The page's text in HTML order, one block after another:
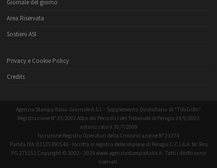
Giornale del giorno
Area Riservata
Sostieni ASI
Privacy e Cookie Policy
Credits
Agenzia Stampa Italia: Giornale A.S.I. - Supplemento Quotidiano di "TifoGrifo"
Registrazione N° 33/2002 Albo dei Periodici del Tribunale di Perugia 24/9/2002
autorizzato il 30/7/2009
Iscrizione Registro Operatori della Comunicazione N° 21374
Partita IVA: 03125390546 - Iscritta al registro delle imprese di Perugia C.C.I.A.A. Nr. Rea
PG 273151 Copyright © 2002 - 2026 www.agenziastampaitalia.it. Tutti i diritti sono
riservati.